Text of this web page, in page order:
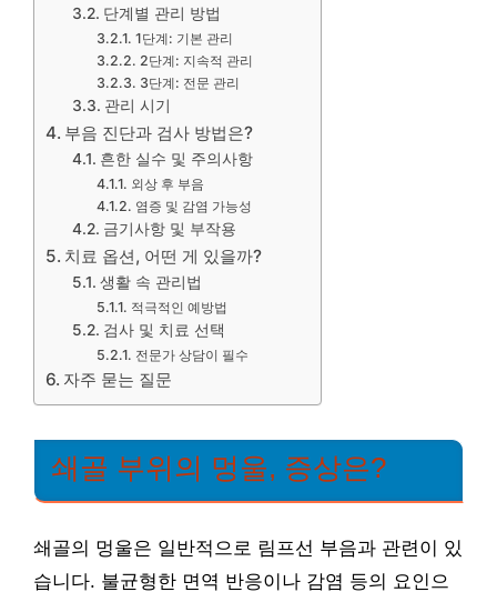
단계별 관리 방법
1단계: 기본 관리
2단계: 지속적 관리
3단계: 전문 관리
관리 시기
부음 진단과 검사 방법은?
흔한 실수 및 주의사항
외상 후 부음
염증 및 감염 가능성
금기사항 및 부작용
치료 옵션, 어떤 게 있을까?
생활 속 관리법
적극적인 예방법
검사 및 치료 선택
전문가 상담이 필수
자주 묻는 질문
쇄골 부위의 멍울, 증상은?
쇄골의 멍울은 일반적으로 림프선 부음과 관련이 있
습니다. 불균형한 면역 반응이나 감염 등의 요인으